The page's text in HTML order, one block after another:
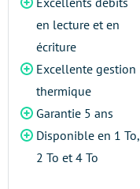
en lecture et en
écriture
Excellente gestion
thermique
Garantie 5 ans
Disponible en 1 To,
2 To et 4 To